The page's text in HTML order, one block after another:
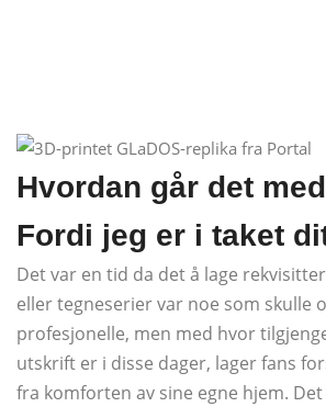
Hvordan går det
Fordi jeg er i taket
Det var en tid da det å lage
eller tegneserier var noe som skulle
profesjonelle, men med hvor
utskrift er i disse dager, lager fans
fra komforten av sine egne hjem.